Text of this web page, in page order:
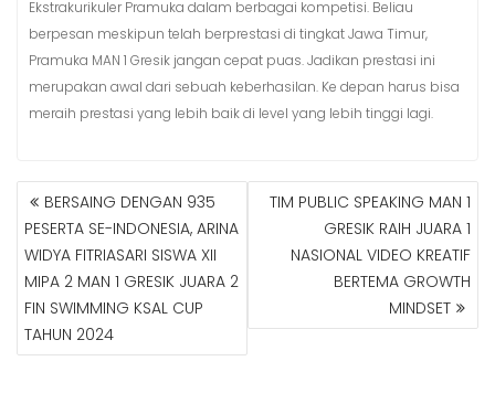
Ekstrakurikuler Pramuka dalam berbagai kompetisi. Beliau
berpesan meskipun telah berprestasi di tingkat Jawa Timur,
Pramuka MAN 1 Gresik jangan cepat puas. Jadikan prestasi ini
merupakan awal dari sebuah keberhasilan. Ke depan harus bisa
meraih prestasi yang lebih baik di level yang lebih tinggi lagi.
N
A
V
G
A
S
BERSAING DENGAN 935
PESERTA SE-INDONESIA, ARINA
WIDYA FITRIASARI SISWA XII
MIPA 2 MAN 1 GRESIK JUARA 2
FIN SWIMMING KSAL CUP
TAHUN 2024
TIM PUBLIC SPEAKING MAN 1
GRESIK RAIH JUARA 1
NASIONAL VIDEO KREATIF
BERTEMA GROWTH
MINDSET